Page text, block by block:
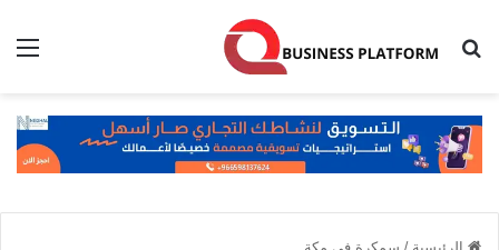
بحث عن
الرئيسية / سمكرة في مكة